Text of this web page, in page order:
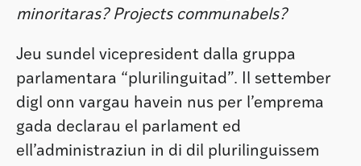
minoritaras? Projects communabels?
Jeu sundel vicepresident dalla gruppa
parlamentara “plurilinguitad”. Il settember
digl onn vargau havein nus per l’emprema
gada declarau el parlament ed
ell’administraziun in di dil plurilinguissem